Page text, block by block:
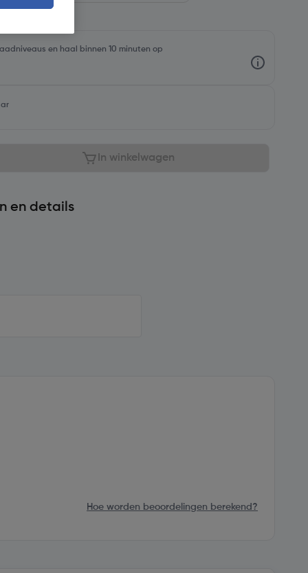
en haal binnen 10 minuten op
In winkelwagen
en details
Hoe worden beoordelingen berekend?